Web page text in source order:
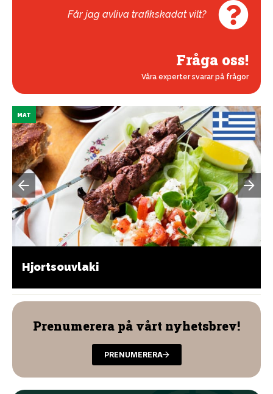
Får jag avliva trafikskadat vilt?
Fråga oss!
Våra experter svarar på frågor
MAT
Hjortsouvlaki
Prenumerera på vårt nyhetsbrev!
PRENUMERERA